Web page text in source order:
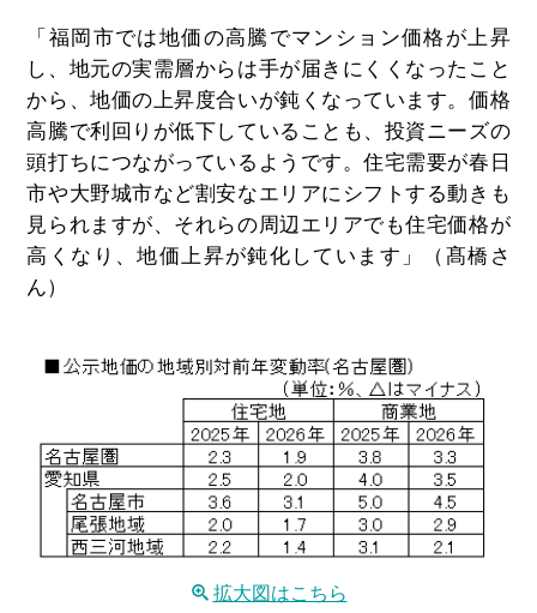
「福岡市では地価の高騰でマンション価格が上昇
し、地元の実需層からは手が届きにくくなったこと
から、地価の上昇度合いが鈍くなっています。価格
高騰で利回りが低下していることも、投資ニーズの
頭打ちにつながっているようです。住宅需要が春日
市や大野城市など割安なエリアにシフトする動きも
見られますが、それらの周辺エリアでも住宅価格が
高くなり、地価上昇が鈍化しています」（髙橋さ
ん）
拡大図はこちら